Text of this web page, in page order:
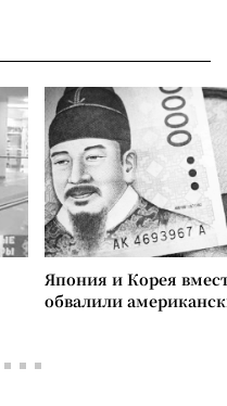
Япония и Корея
обвалили